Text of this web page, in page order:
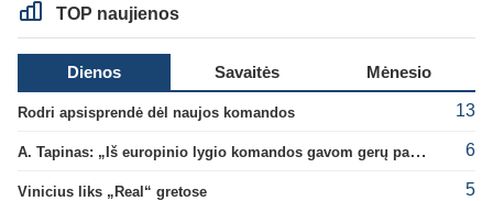
TOP naujienos
Dienos Savaitės Mėnesio
Rodri apsisprendė dėl naujos komandos 13
A. Tapinas: „Iš europinio lygio komandos gavom gerų pamokų“ 6
Vinicius liks „Real“ gretose 5